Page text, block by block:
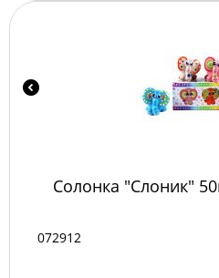
Солонка "Слоник"
072912